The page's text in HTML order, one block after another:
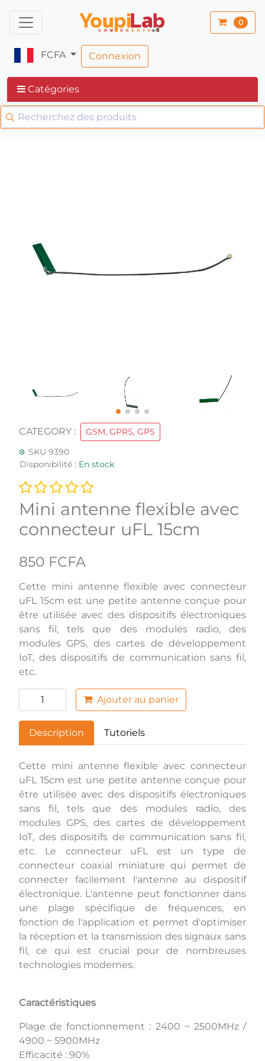
0
FCFA Connexion
Catégories
CATEGORY :
GSM, GPRS, GPS
SKU 9390
Disponibilité : En stock
Mini antenne flexible avec
connecteur uFL 15cm
850 FCFA
Cette mini antenne flexible avec connecteur
uFL 15cm est une petite antenne conçue pour
être utilisée avec des dispositifs électroniques
sans fil, tels que des modules radio, des
modules GPS, des cartes de développement
IoT, des dispositifs de communication sans fil,
etc.
Ajouter au panier
Description Tutoriels
Cette mini antenne flexible avec connecteur
uFL 15cm est une petite antenne conçue pour
être utilisée avec des dispositifs électroniques
sans fil, tels que des modules radio, des
modules GPS, des cartes de développement
IoT, des dispositifs de communication sans fil,
etc. Le connecteur uFL est un type de
connecteur coaxial miniature qui permet de
connecter facilement l'antenne au dispositif
électronique. L'antenne peut fonctionner dans
une plage spécifique de fréquences, en
fonction de l'application et permet d'optimiser
la réception et la transmission des signaux sans
fil, ce qui est crucial pour de nombreuses
technologies modernes.
Caractéristiques
Plage de fonctionnement : 2400 ~ 2500MHz /
4900 ~ 5900MHz
Efficacité : 90%